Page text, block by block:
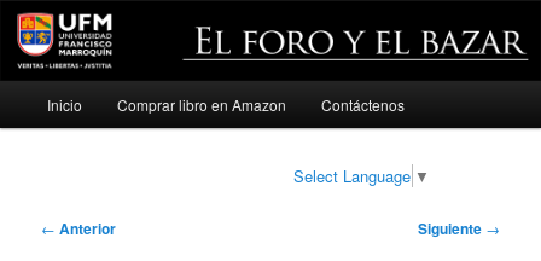
Ir
Inicio Comprar libro en Amazon Contáctenos
Select Language ▼
Navegación
← Anterior Siguiente →